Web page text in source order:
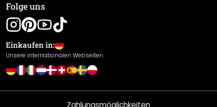
Gewährleistung
Leistungserklärung / CE-Zeichen
Cookie Einstellungen
Folge uns
Einkaufen in:
Unsere internationalen Webseiten
Zahlungsmöglichkeiten